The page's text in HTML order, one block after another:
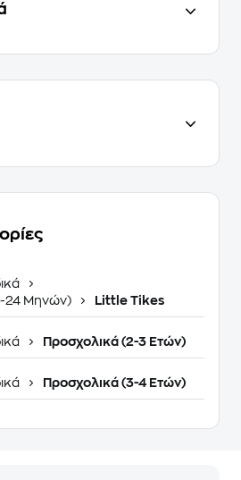
24 Μηνών)
Little Tikes
Προσχολικά (2-3 Ετών)
Προσχολικά (3-4 Ετών)